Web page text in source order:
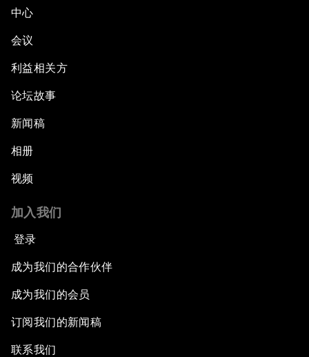
中心
会议
利益相关方
论坛故事
新闻稿
相册
视频
加入我们
登录
成为我们的合作伙伴
成为我们的会员
订阅我们的新闻稿
联系我们